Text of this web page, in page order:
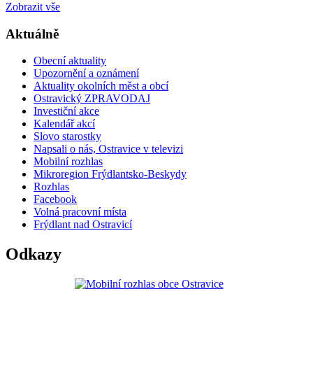
Zobrazit vše
Aktuálně
Obecní aktuality
Upozornění a oznámení
Aktuality okolních měst a obcí
Ostravický ZPRAVODAJ
Investiční akce
Kalendář akcí
Slovo starostky
Napsali o nás, Ostravice v televizi
Mobilní rozhlas
Mikroregion Frýdlantsko-Beskydy
Rozhlas
Facebook
Volná pracovní místa
Frýdlant nad Ostravicí
Odkazy